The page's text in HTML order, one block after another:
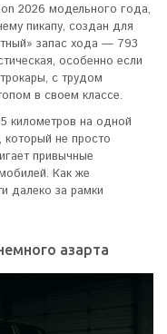
2026 модельного года,
пикапу, создан для
запас хода — 793
особенно если
с трудом
в своем классе.
километров на одной
не просто
привычные
Как же
далеко за рамки
азарта